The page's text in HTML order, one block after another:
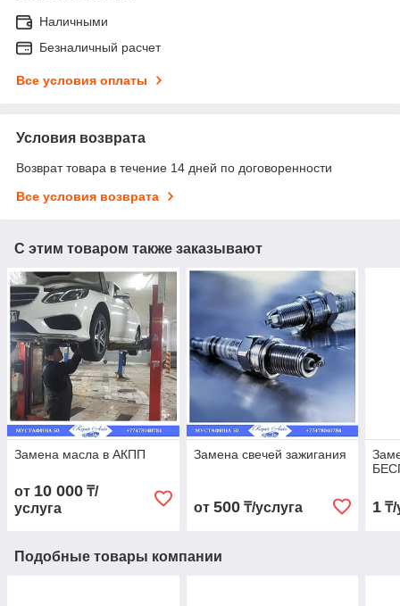
Наличными
Безналичный расчет
Все условия оплаты
Условия возврата
Возврат товара в течение 14 дней по договоренности
Все условия возврата
С этим товаром также заказывают
Замена масла в АКПП
от 10 000 ₸/
услуга
Замена свечей зажигания
от 500₸/услуга 1 ₸/
Подобные товары компании